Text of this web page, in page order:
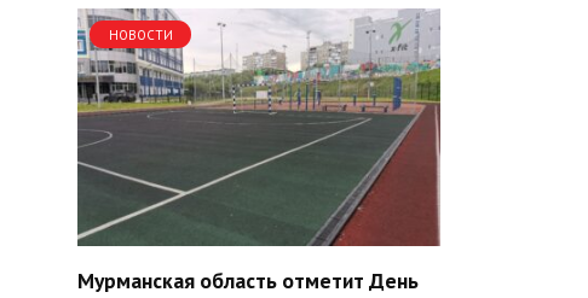
НОВОСТИ
Мурманская область отметит День